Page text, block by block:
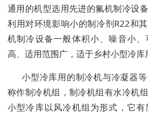
通用的机型选用先进的氟机制冷设
利用对环境影响小的制冷剂R22和
机制冷设备一般体积小、噪音小
高、适用范围广，适于乡村小型冷库
小型冷库用的制冷机与冷凝器
称作制冷机组，制冷机组有水冷机
小型冷库以风冷机组为形式，它